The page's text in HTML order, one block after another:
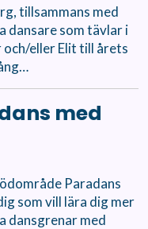
tillsammans med
dansare som tävlar i
och/eller Elit till årets
med
Paradans
som vill lära dig mer
dansgrenar med